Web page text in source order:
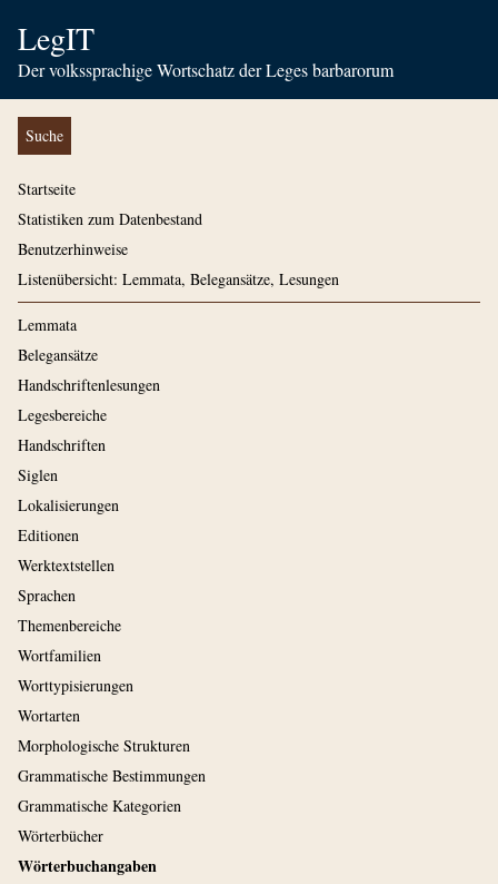
LegIT
Der volkssprachige Wortschatz der Leges barbarorum
Suche
Startseite
Statistiken zum Datenbestand
Benutzerhinweise
Listenübersicht: Lemmata, Belegansätze, Lesungen
Lemmata
Belegansätze
Handschriftenlesungen
Legesbereiche
Handschriften
Siglen
Lokalisierungen
Editionen
Werktextstellen
Sprachen
Themenbereiche
Wortfamilien
Worttypisierungen
Wortarten
Morphologische Strukturen
Grammatische Bestimmungen
Grammatische Kategorien
Wörterbücher
Wörterbuchangaben